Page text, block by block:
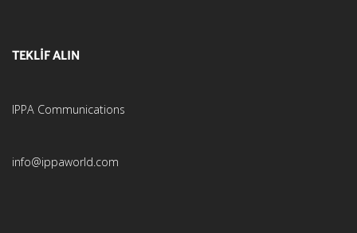
TEKLİF ALIN
IPPA Communications
info@ippaworld.com